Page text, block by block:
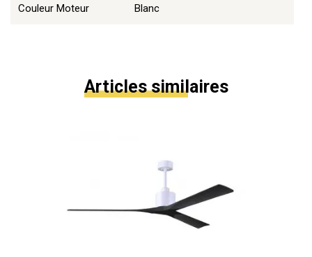
Couleur Moteur Blanc
Articles similaires